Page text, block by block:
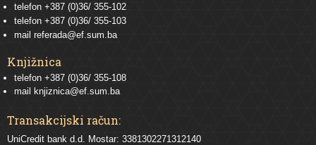
telefon +387 (0)36/ 355-102
telefon +387 (0)36/ 355-103
mail referada@ef.sum.ba
Knjižnica
telefon +387 (0)36/ 355-108
mail
knjiznica@ef.sum.ba
Transakcijski račun:
UniCredit bank d.d. Mostar: 3381302271312140